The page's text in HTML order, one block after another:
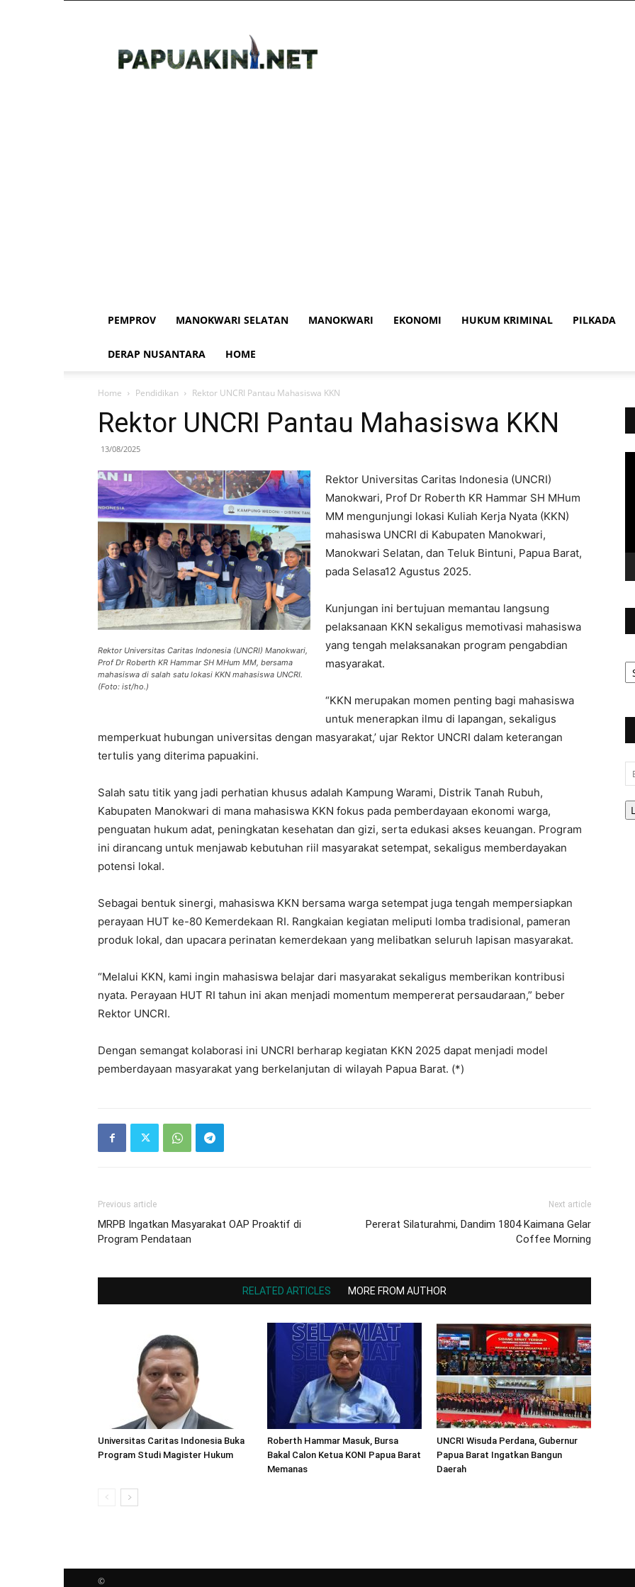
PEMPROV MANOKWARI SELATAN MANOKWARI EKONOMI HUKUM KRIMINAL PILKADA
DERAP NUSANTARA HOME
Home Pendidikan Rektor UNCRI Pantau Mahasiswa KKN
Rektor UNCRI Pantau Mahasiswa KKN
13/08/2025
Rektor Universitas Caritas Indonesia (UNCRI) Manokwari,
Prof Dr Roberth KR Hammar SH MHum MM, bersama
mahasiswa di salah satu lokasi KKN mahasiswa UNCRI.
(Foto: ist/ho.)
Rektor Universitas Caritas Indonesia (UNCRI)
Manokwari, Prof Dr Roberth KR Hammar SH MHum
MM mengunjungi lokasi Kuliah Kerja Nyata (KKN)
mahasiswa UNCRI di Kabupaten Manokwari,
Manokwari Selatan, dan Teluk Bintuni, Papua Barat,
pada Selasa12 Agustus 2025.
Kunjungan ini bertujuan memantau langsung
pelaksanaan KKN sekaligus memotivasi mahasiswa
yang tengah melaksanakan program pengabdian
masyarakat.
“KKN merupakan momen penting bagi mahasiswa
untuk menerapkan ilmu di lapangan, sekaligus
memperkuat hubungan universitas dengan masyarakat,’ ujar Rektor UNCRI dalam keterangan
tertulis yang diterima papuakini.
Salah satu titik yang jadi perhatian khusus adalah Kampung Warami, Distrik Tanah Rubuh,
Kabupaten Manokwari di mana mahasiswa KKN fokus pada pemberdayaan ekonomi warga,
penguatan hukum adat, peningkatan kesehatan dan gizi, serta edukasi akses keuangan. Program
ini dirancang untuk menjawab kebutuhan riil masyarakat setempat, sekaligus memberdayakan
potensi lokal.
Sebagai bentuk sinergi, mahasiswa KKN bersama warga setempat juga tengah mempersiapkan
perayaan HUT ke-80 Kemerdekaan RI. Rangkaian kegiatan meliputi lomba tradisional, pameran
produk lokal, dan upacara perinatan kemerdekaan yang melibatkan seluruh lapisan masyarakat.
“Melalui KKN, kami ingin mahasiswa belajar dari masyarakat sekaligus memberikan kontribusi
nyata. Perayaan HUT RI tahun ini akan menjadi momentum mempererat persaudaraan,” beber
Rektor UNCRI.
Dengan semangat kolaborasi ini UNCRI berharap kegiatan KKN 2025 dapat menjadi model
pemberdayaan masyarakat yang berkelanjutan di wilayah Papua Barat. (*)
Previous article
MRPB Ingatkan Masyarakat OAP Proaktif di
Program Pendataan
Next article
Pererat Silaturahmi, Dandim 1804 Kaimana Gelar
Coffee Morning
RELATED ARTICLES MORE FROM AUTHOR
Universitas Caritas Indonesia Buka
Program Studi Magister Hukum
Roberth Hammar Masuk, Bursa
Bakal Calon Ketua KONI Papua Barat
Memanas
UNCRI Wisuda Perdana, Gubernur
Papua Barat Ingatkan Bangun
Daerah
©